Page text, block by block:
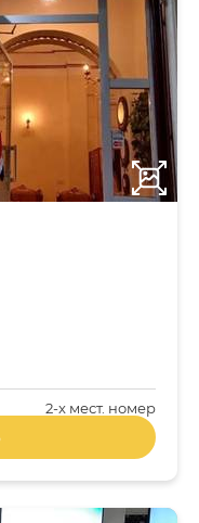
2-x мест. номер